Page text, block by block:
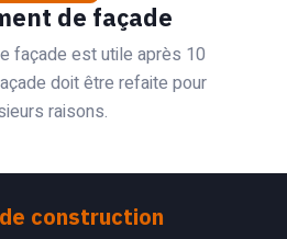
de façade
façade est utile après 10
doit être refaite pour
raisons.
construction